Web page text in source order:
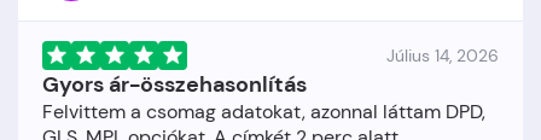
Július 14, 2026
Gyors ár-összehasonlítás
Felvittem a csomag adatokat, azonnal láttam DPD,